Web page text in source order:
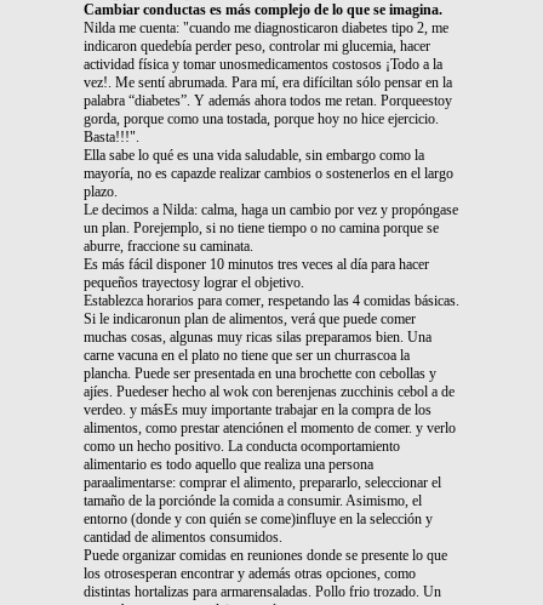
Cambiar conductas es más complejo de lo que se imagina.
Nilda me cuenta: "cuando me diagnosticaron diabetes tipo 2, me
indicaron quedebía perder peso, controlar mi glucemia, hacer
actividad física y tomar unosmedicamentos costosos ¡Todo a la
vez!. Me sentí abrumada. Para mí, era difíciltan sólo pensar en la
palabra “diabetes”. Y además ahora todos me retan. Porqueestoy
gorda, porque como una tostada, porque hoy no hice ejercicio.
Basta!!!".
Ella sabe lo qué es una vida saludable, sin embargo como la
mayoría, no es capazde realizar cambios o sostenerlos en el largo
plazo.
Le decimos a Nilda: calma, haga un cambio por vez y propóngase
un plan. Porejemplo, si no tiene tiempo o no camina porque se
aburre, fraccione su caminata.
Es más fácil disponer 10 minutos tres veces al día para hacer
pequeños trayectosy lograr el objetivo.
Establezca horarios para comer, respetando las 4 comidas básicas.
Si le indicaronun plan de alimentos, verá que puede comer
muchas cosas, algunas muy ricas silas preparamos bien. Una
carne vacuna en el plato no tiene que ser un churrascoa la
plancha. Puede ser presentada en una brochette con cebollas y
ajíes. Puedeser hecho al wok con berenjenas zucchinis cebol a de
verdeo. y másEs muy importante trabajar en la compra de los
alimentos, como prestar atenciónen el momento de comer. y verlo
como un hecho positivo. La conducta ocomportamiento
alimentario es todo aquello que realiza una persona
paraalimentarse: comprar el alimento, prepararlo, seleccionar el
tamaño de la porciónde la comida a consumir. Asimismo, el
entorno (donde y con quién se come)influye en la selección y
cantidad de alimentos consumidos.
Puede organizar comidas en reuniones donde se presente lo que
los otrosesperan encontrar y además otras opciones, como
distintas hortalizas para armarensaladas. Pollo frio trozado. Un